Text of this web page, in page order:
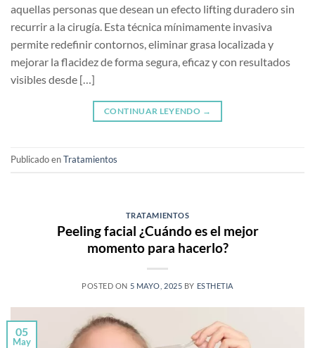
aquellas personas que desean un efecto lifting duradero sin
recurrir a la cirugía. Esta técnica mínimamente invasiva
permite redefinir contornos, eliminar grasa localizada y
mejorar la flacidez de forma segura, eficaz y con resultados
visibles desde […]
CONTINUAR LEYENDO →
Publicado enTratamientos
TRATAMIENTOS
Peeling facial ¿Cuándo es el mejor
momento para hacerlo?
POSTED ON 5 MAYO, 2025 BY ESTHETIA
05
May